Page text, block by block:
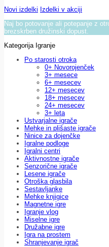
Novi izdelki Izdelki v akciji
Naj bo potovanje ali potepanje z
brezskrben družinski dopust.
Kategorija Igranje
Po starosti otroka
0+ Novorojenček
3+ mesece
6+ mesecev
12+ mesecev
18+ mesecev
24+ mesecev
3+ leta
Ustvarjalne igrače
Mehke in plišaste igrače
Ninice za dojenčke
Igralne podloge
Igralni centri
Aktivnostne igrače
Senzorične igrače
Lesene igrače
Otroška glasbila
Sestavljanke
Mehke knjigice
Magnetne igre
Igranje vlog
Miselne igre
Družabne igre
Igra na prostem
Shranjevanje igrač